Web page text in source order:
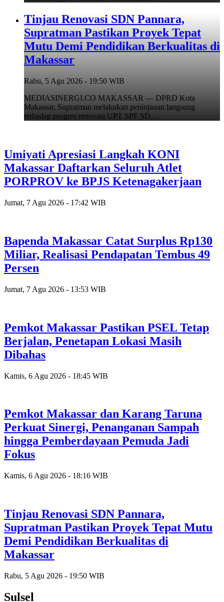
Tinjau Renovasi SDN Pannara,
Supratman Pastikan Proyek Tepat
Mutu Demi Pendidikan Berkualitas di
Makassar
Rabu, 5 Agu 2026 - 19:50 WIB
MEDIASINERGI.CO MAKASSAR — DPRD Kota
Makassar, Supratman melakukan peninjauan langsung
terhadap progres renovasi UPT SPF SD…
Umiyati Apresiasi Langkah KONI
Makassar Daftarkan Seluruh Atlet
PORPROV ke BPJS Ketenagakerjaan
Jumat, 7 Agu 2026 - 17:42 WIB
Bapenda Makassar Catat Surplus Rp130
Miliar, Realisasi Pendapatan Tembus 49
Persen
Jumat, 7 Agu 2026 - 13:53 WIB
Pemkot Makassar Pastikan PSEL Tetap
Berjalan, Penetapan Lokasi Masih
Dibahas
Kamis, 6 Agu 2026 - 18:45 WIB
Pemkot Makassar dan Karang Taruna
Perkuat Sinergi, Penanganan Sampah
hingga Pemberdayaan Pemuda Jadi
Fokus
Kamis, 6 Agu 2026 - 18:16 WIB
Tinjau Renovasi SDN Pannara,
Supratman Pastikan Proyek Tepat Mutu
Demi Pendidikan Berkualitas di
Makassar
Rabu, 5 Agu 2026 - 19:50 WIB
Sulsel